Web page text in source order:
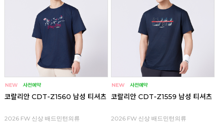
코랄리안 CDT-Z1560 남성 티셔츠
2026 FW 신상 배드민턴의류
코랄리안 CDT-Z1559 남성 티셔츠
2026 FW 신상 배드민턴의류